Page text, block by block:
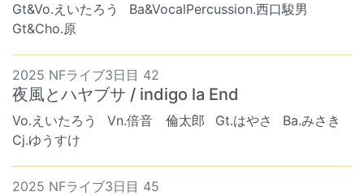
Gt&Vo.えいたろう
Ba&VocalPercussion.西口駿男
Gt&Cho.原
2025 NFライブ3日目 42
夜風とハヤブサ / indigo la End
Vo.えいたろう Vn.倍音 倫太郎 Gt.はやさ
Ba.みさき
Cj.ゆうすけ
2025 NFライブ3日目 45